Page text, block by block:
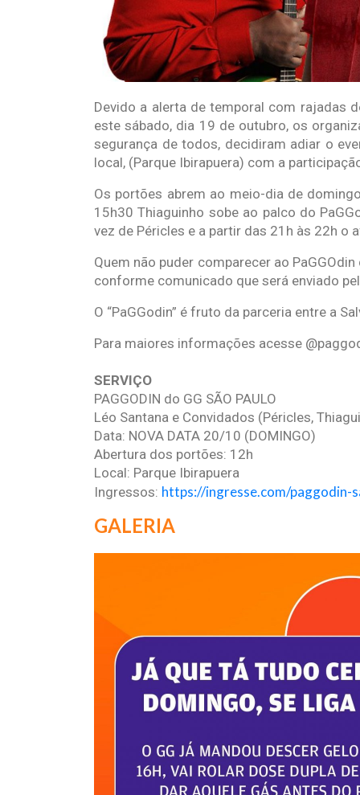
Devido a alerta de temporal com rajadas
este sábado, dia 19 de outubro, os
segurança de todos, decidiram adiar o
local, (Parque Ibirapuera) com a
Os portões abrem ao meio-dia de
15h30 Thiaguinho sobe ao palco do
vez de Péricles e a partir das 21h às 22h o
Quem não puder comparecer ao
conforme comunicado que será enviado
O “PaGGodin” é fruto da parceria entre a
Para maiores informações acesse
SERVIÇO
PAGGODIN do GG SÃO PAULO
Léo Santana e Convidados (Péricles,
Data: NOVA DATA 20/10 (DOMINGO)
Abertura dos portões: 12h
Local: Parque Ibirapuera
Ingressos: https://ingresse.com/paggodin-
GALERIA